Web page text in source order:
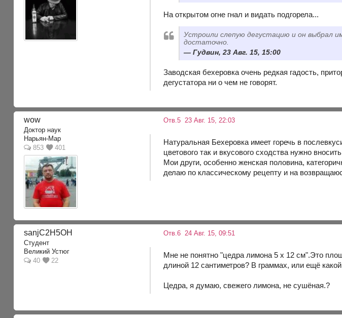
На открытом огне гнал и видать подгорела...
Устроили слепую дегустацию и он выбрал
достаточно.
Гудвин, 23 Авг. 15, 15:00
Заводская бехеровка очень редкая гадость,
дегустатора ни о чем не говорят.
wow
Доктор наук
Нарьян-Мар
853
401
Отв.5 23 Авг. 15, 22:03
Натуральная Бехеровка имеет горечь в
цветового так и вкусового сходства нужно
Мои други, особенно женская половина,
делаю по классическому рецепту и на
sanjC2H5OH
Студент
Великий Устюг
40
22
Отв.6 24 Авг. 15, 09:51
Мне не понятно "цедра лимона 5 х 12 см".Это
длиной 12 сантиметров? В граммах, или ещё
Цедра, я думаю, свежего лимона, не сушёная.?